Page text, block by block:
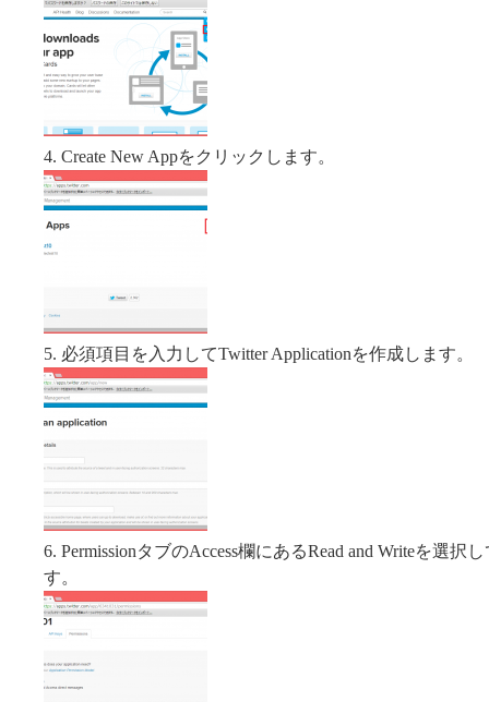
4. Create New Appをクリックします。
5. 必須項目を入力してTwitter Applicationを作成します。
6. PermissionタブのAccess欄にあるRead and Writeを選択
す。